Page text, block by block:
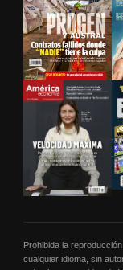
Prohibida la
cualquier idioma, sin